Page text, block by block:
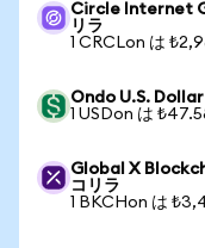
Circle Internet
リラ
1 CRCLon は
Ondo U.S.
1 USDon は
Global X
コリラ
1 BKCHon は